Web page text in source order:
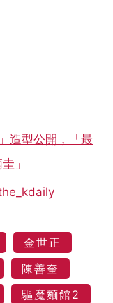
造型公開，「最
」
金世正
陳善奎
驅魔麵館2